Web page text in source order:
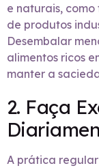
e naturais, como
de produtos
Desembalar
alimentos ricos
manter a
2. Faça
A prática regular